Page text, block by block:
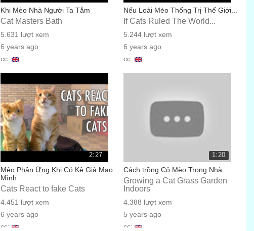
Khi Mèo Nhà Người Ta Tắm
Cat Masters Bath
5.631 lượt xem
6 years ago
cc:
Nếu Loài Mèo Thống Trị Thế Giới...
If Cats Ruled The World...
5.244 lượt xem
6 years ago
cc:
2:27
Mèo Phản Ứng Khi Có Kẻ Già Mạo
Mình
Cats React to fake Cats
4.451 lượt xem
6 years ago
cc:
1:20
Cách trồng Cỏ Mèo Trong Nhà
Growing a Cat Grass Garden
Indoors
4.388 lượt xem
5 years ago
cc: